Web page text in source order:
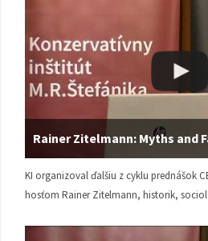
Rainer Zitelmann: Myths and
KI organizoval ďalšiu z cyklu prednášok
hosťom Rainer Zitelmann, historik,